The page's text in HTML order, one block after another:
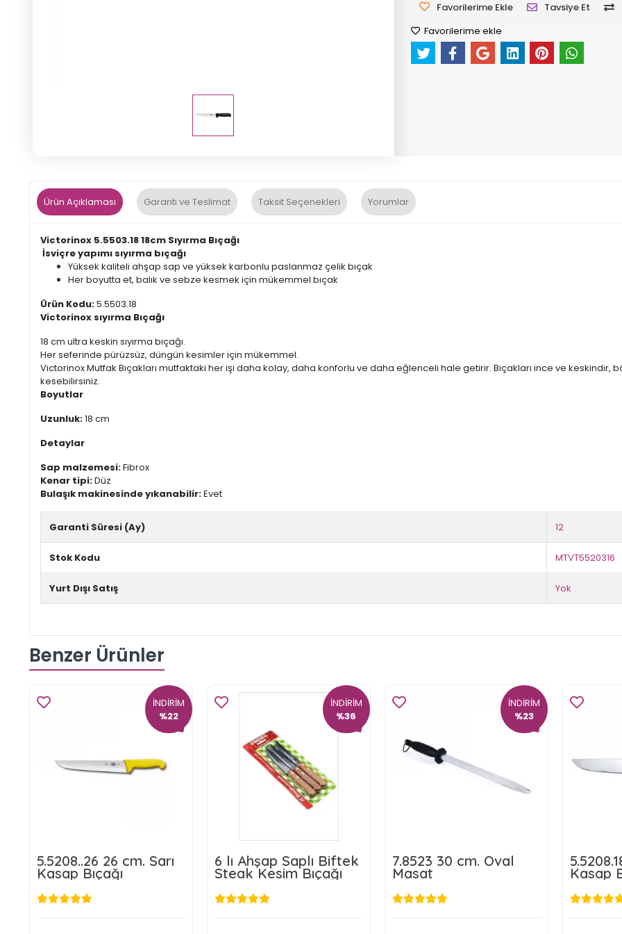
Favorilerime Ekle Tavsiye Et
Favorilerime ekle
Ürün Açıklaması Garanti ve Teslimat Taksit Seçenekleri Yorumlar
Victorinox 5.5503.18 18cm Sıyırma Bıçağı
İsviçre yapımı sıyırma bıçağı
Yüksek kaliteli ahşap sap ve yüksek karbonlu paslanmaz çelik bıçak
Her boyutta et, balık ve sebze kesmek için mükemmel bıçak
Ürün Kodu:5.5503.18
Victorinox sıyırma Bıçağı
18 cm ultra keskin sıyırma bıçağı.
Her seferinde pürüzsüz, düngün kesimler için mükemmel.
Victorinox Mutfak Bıçakları mutfaktaki her işi daha kolay, daha konforlu ve daha eğlenceli hale getirir. Bıçakları ince ve
kesebilirsiniz.
Boyutlar
Uzunluk:18 cm
Detaylar
Sap malzemesi:Fibrox
Kenar tipi:Düz
Bulaşık makinesinde yıkanabilir:Evet
Garanti Süresi (Ay) 12
Stok Kodu MTVT5520316
Yurt Dışı Satış Yok
Benzer Ürünler
İNDİRİM
%22
5.5208..26 26 cm. Sarı
Kasap Bıçağı
İNDİRİM
%36
6 lı Ahşap Saplı Biftek
Steak Kesim Bıçağı
İNDİRİM
%23
7.8523 30 cm. Oval
Masat Kasap